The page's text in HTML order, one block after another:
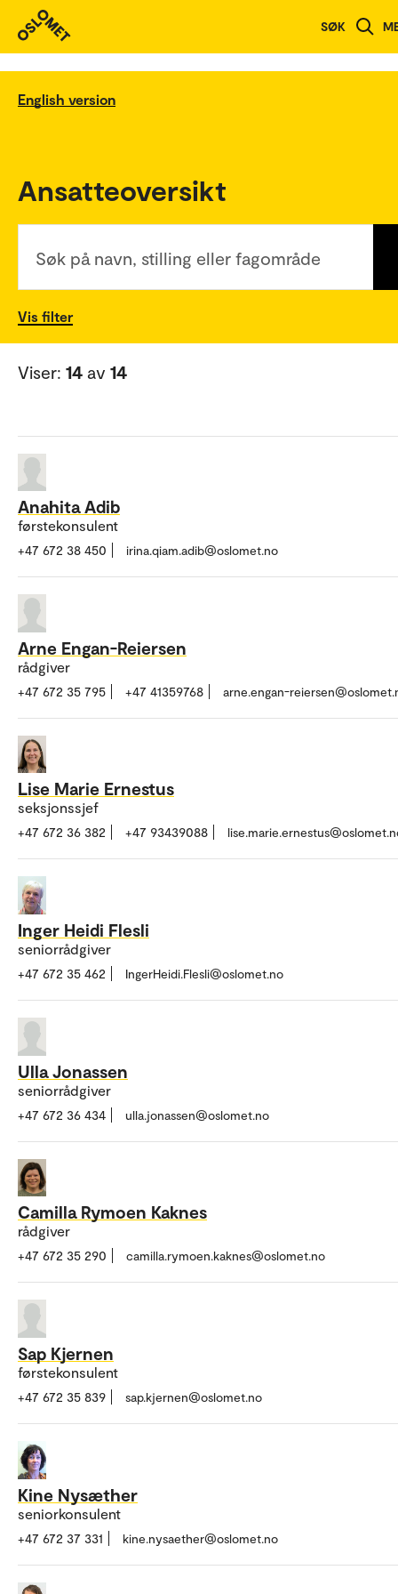
SØK
English version
Ansatteoversikt
Søk på navn, stilling eller fagområde
Vis filter
Viser: 14 av 14
Anahita Adib
førstekonsulent
+47 672 38 450 irina.qiam.adib@oslomet.no
Arne Engan-Reiersen
rådgiver
+47 672 35 795 +47 41359768 arne.engan-
Lise Marie Ernestus
seksjonssjef
+47 672 36 382 +47 93439088
Inger Heidi Flesli
seniorrådgiver
+47 672 35 462 IngerHeidi.Flesli@oslomet.no
Ulla Jonassen
seniorrådgiver
+47 672 36 434 ulla.jonassen@oslomet.no
Camilla Rymoen Kaknes
rådgiver
+47 672 35 290 camilla.rymoen.kaknes@oslomet.no
Sap Kjernen
førstekonsulent
+47 672 35 839 sap.kjernen@oslomet.no
Kine Nysæther
seniorkonsulent
+47 672 37 331 kine.nysaether@oslomet.no